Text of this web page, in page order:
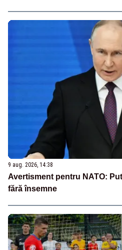
9 aug. 2026, 14:38
Avertisment pentru NATO:
fără însemne